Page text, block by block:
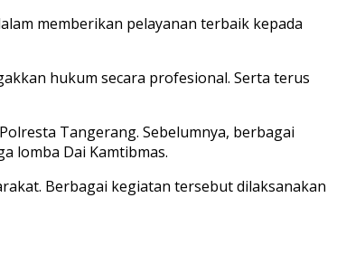
memberikan pelayanan terbaik kepada
hukum secara profesional. Serta terus
Tangerang. Sebelumnya, berbagai
lomba Dai Kamtibmas.
Berbagai kegiatan tersebut dilaksanakan